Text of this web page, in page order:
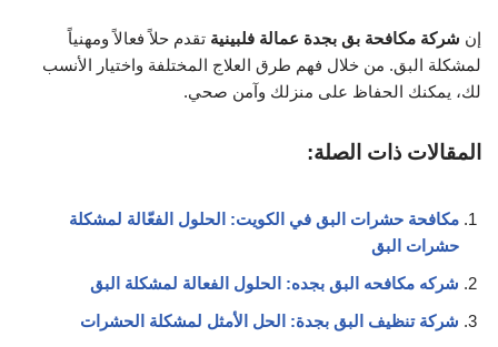
إن شركة مكافحة بق بجدة عمالة فلبينية تقدم حلاً فعالاً ومهنياً
لمشكلة البق. من خلال فهم طرق العلاج المختلفة واختيار الأنسب
لك، يمكنك الحفاظ على منزلك وآمن صحي.
المقالات ذات الصلة:
مكافحة حشرات البق في الكويت: الحلول الفعّالة لمشكلة
حشرات البق
شركه مكافحه البق بجده: الحلول الفعالة لمشكلة البق
شركة تنظيف البق بجدة: الحل الأمثل لمشكلة الحشرات